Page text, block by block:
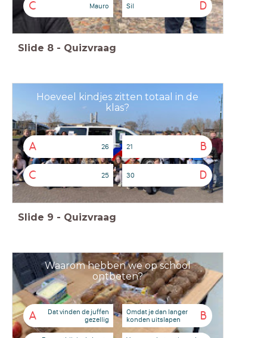
C Mauro D
Sil
Slide 8 - Quizvraag
Hoeveel kindjes zitten totaal in de
klas?
A 26 B
21
C 25 D
30
Slide 9 - Quizvraag
Waarom hebben we op school
ontbeten?
A
Dat vinden de juffen
gezellig
B
Omdat je dan langer
konden uitslapen